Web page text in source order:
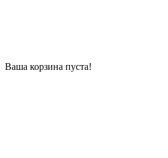
Ваша корзина пуста!